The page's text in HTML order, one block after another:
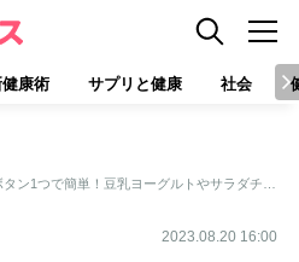
康術 サプリと健康 社会
2023.08.20 16:00